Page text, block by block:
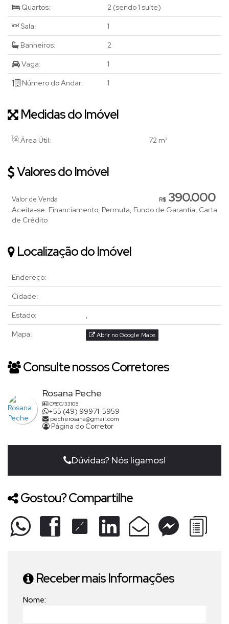
Quartos: 2 (sendo 1 suíte)
Sala: 1
Banheiros: 2
Vaga: 1
Número do Andar: 1
Medidas do Imóvel
Área Útil: 72 m²
Valores do Imóvel
R$ 390.000
Valor de Venda
Aceita-se: Financiamento, Permuta, Fundo de Garantia, Carta
de Crédito
Localização do Imóvel
Endereço:
Cidade:
Estado: ,
Mapa: Abrir no Google Maps
Consulte nossos Corretores
Rosana Peche
CRECI33105
+55 (49) 99971-5959
pecherosana@gmail.com
Página do Corretor
Dúvidas? Nós ligamos!
Gostou? Compartilhe
Receber mais Informações
Nome: